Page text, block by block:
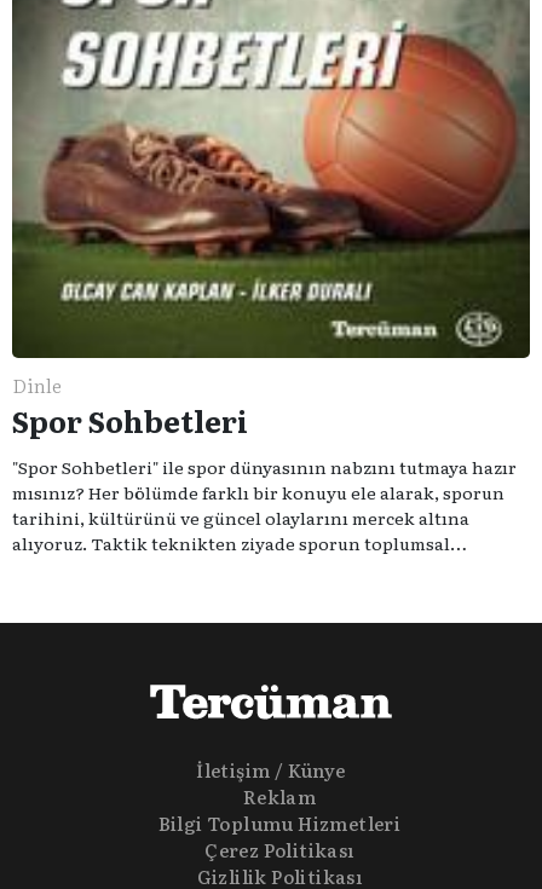
Dinle
Spor Sohbetleri
"Spor Sohbetleri" ile spor dünyasının nabzını tutmaya hazır
mısınız? Her bölümde farklı bir konuyu ele alarak, sporun
tarihini, kültürünü ve güncel olaylarını mercek altına
alıyoruz. Taktik teknikten ziyade sporun toplumsal
göre.
İletişim / Künye
Reklam
Bilgi Toplumu Hizmetleri
Çerez Politikası
Gizlilik Politikası